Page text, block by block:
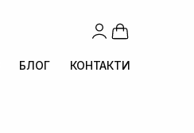
БЛОГ КОНТАКТИ